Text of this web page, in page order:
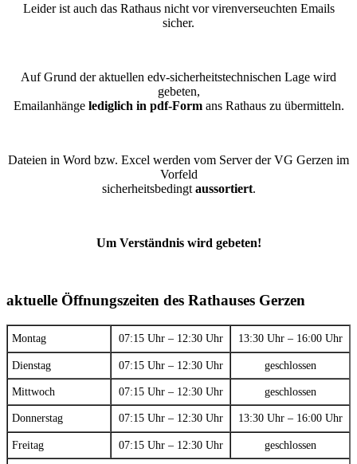
Leider ist auch das Rathaus nicht vor virenverseuchten Emails
sicher.
Auf Grund der aktuellen edv-sicherheitstechnischen Lage wird
gebeten,
Emailanhänge lediglich in pdf-Formans Rathaus zu übermitteln.
Dateien in Word bzw. Excel werden vom Server der VG Gerzen im
Vorfeld
sicherheitsbedingt aussortiert.
Um Verständnis wird gebeten!
aktuelle Öffnungszeiten des Rathauses Gerzen
Montag 07:15 Uhr – 12:30 Uhr 13:30 Uhr – 16:00 Uhr
Dienstag 07:15 Uhr – 12:30 Uhr geschlossen
Mittwoch 07:15 Uhr – 12:30 Uhr geschlossen
Donnerstag 07:15 Uhr – 12:30 Uhr 13:30 Uhr – 16:00 Uhr
Freitag 07:15 Uhr – 12:30 Uhr geschlossen